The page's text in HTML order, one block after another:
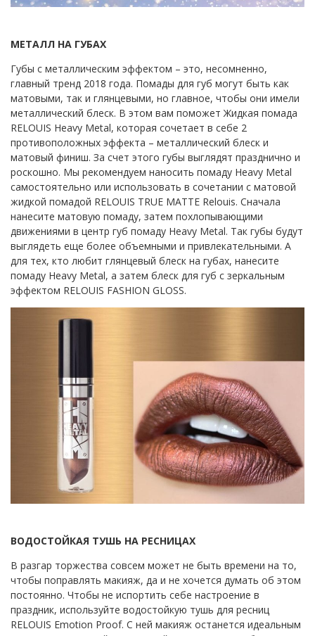
МЕТАЛЛ НА ГУБАХ
Губы с металлическим эффектом – это, несомненно,
главный тренд 2018 года. Помады для губ могут быть как
матовыми, так и глянцевыми, но главное, чтобы они имели
металлический блеск. В этом вам поможет Жидкая помада
RELOUIS Heavy Metal, которая сочетает в себе 2
противоположных эффекта – металлический блеск и
матовый финиш. За счет этого губы выглядят празднично и
роскошно. Мы рекомендуем наносить помаду Heavy Metal
самостоятельно или использовать в сочетании с матовой
жидкой помадой RELOUIS TRUE MATTE Relouis. Сначала
нанесите матовую помаду, затем похлопывающими
движениями в центр губ помаду Heavy Metal. Так губы будут
выглядеть еще более объемными и привлекательными. А
для тех, кто любит глянцевый блеск на губах, нанесите
помаду Heavy Metal, а затем блеск для губ с зеркальным
эффектом RELOUIS FASHION GLOSS.
ВОДОСТОЙКАЯ ТУШЬ НА РЕСНИЦАХ
В разгар торжества совсем может не быть времени на то,
чтобы поправлять макияж, да и не хочется думать об этом
постоянно. Чтобы не испортить себе настроение в
праздник, используйте водостойкую тушь для ресниц
RELOUIS Emotion Proof. С ней макияж останется идеальным